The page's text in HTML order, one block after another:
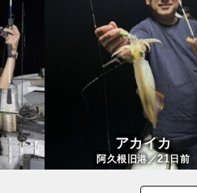
アカイカ
阿久根旧港／21日前